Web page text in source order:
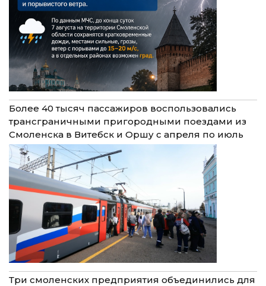
Более 40 тысяч пассажиров воспользовались
трансграничными пригородными поездами из
Смоленска в Витебск и Оршу с апреля по июль
Три смоленских предприятия объединились для